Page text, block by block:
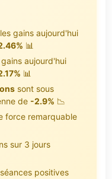
gains aujourd'hui
📊
aujourd'hui
📊
sont sous
de -2.9% 📉
force remarquable
sur 3 jours
positives